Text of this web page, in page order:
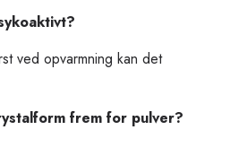
ved opvarmning kan det
frem for pulver?